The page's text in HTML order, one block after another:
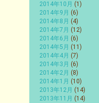
2014年10月 (1)
2014年9月 (6)
2014年8月 (4)
2014年7月 (12)
2014年6月 (6)
2014年5月 (11)
2014年4月 (7)
2014年3月 (6)
2014年2月 (8)
2014年1月 (10)
2013年12月 (14)
2013年11月 (14)